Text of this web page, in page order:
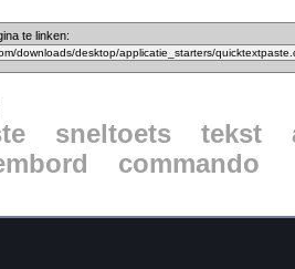
te linken:
sneltoets tekst
commando